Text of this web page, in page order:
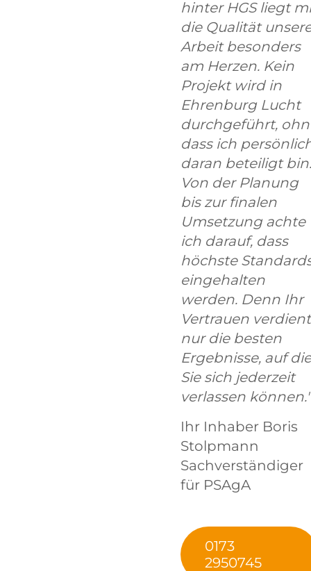
hinter HGS liegt
die Qualität
Arbeit besonders
am Herzen. Kein
Projekt wird in
Ehrenburg Lucht
durchgeführt,
dass ich
daran beteiligt bin.
Von der Planung
bis zur finalen
Umsetzung achte
ich darauf, dass
höchste
eingehalten
werden. Denn Ihr
Vertrauen verdient
nur die besten
Ergebnisse, auf die
Sie sich jederzeit
verlassen können."
Ihr Inhaber Boris
Stolpmann
Sachverständiger
für PSAgA
0173
2950745